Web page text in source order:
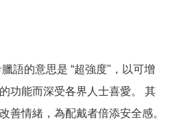
語的意思是 “超強度"，以可增
功能而深受各界人士喜愛。 其
善情緒，為配戴者倍添安全感。